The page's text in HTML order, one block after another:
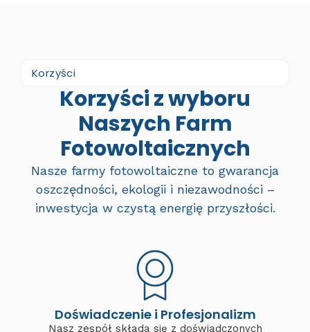
Korzyści
Korzyści z wyboru
Naszych Farm
Fotowoltaicznych
Nasze farmy fotowoltaiczne to gwarancja
oszczędności, ekologii i niezawodności –
inwestycja w czystą energię przyszłości.
Doświadczenie i Profesjonalizm
Nasz zespół składa się z doświadczonych